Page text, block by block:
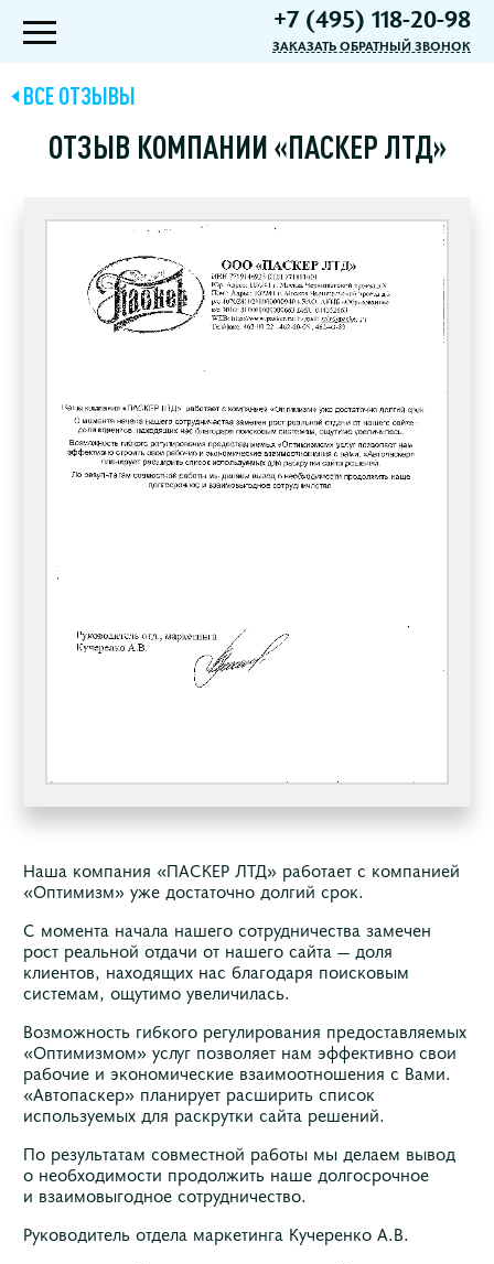
+7 (495) 118-20-98
ЗАКАЗАТЬ ОБРАТНЫЙ ЗВОНОК
ВСЕ ОТЗЫВЫ
ОТЗЫВ КОМПАНИИ «ПАСКЕР ЛТД»
Наша компания «ПАСКЕР ЛТД» работает с компанией
«Оптимизм» уже достаточно долгий срок.
С момента начала нашего сотрудничества замечен
рост реальной отдачи от нашего сайта — доля
клиентов, находящих нас благодаря поисковым
системам, ощутимо увеличилась.
Возможность гибкого регулирования предоставляемых
«Оптимизмом» услуг позволяет нам эффективно свои
рабочие и экономические взаимоотношения с Вами.
«Автопаскер» планирует расширить список
используемых для раскрутки сайта решений.
По результатам совместной работы мы делаем вывод
о необходимости продолжить наше долгосрочное
и взаимовыгодное сотрудничество.
Руководитель отдела маркетинга Кучеренко А.В.